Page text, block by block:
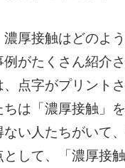
濃厚接触はどのよ
がたくさん紹介さ
点字がプリントさ
は「濃厚接触」
ない人たちがいて
して、「濃厚接